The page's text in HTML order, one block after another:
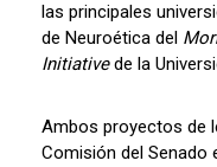
las principales
de Neuroética del
Initiativede la
Ambos proyectos de
Comisión del Senado